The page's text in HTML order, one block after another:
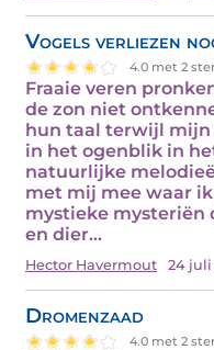
Vogels verliezen
4.0 met 2
Fraaie veren
de zon niet
hun taal terwijl mijn
in het ogenblik in
natuurlijke
met mij mee waar
mystieke mysteriën
en dier…
Hector Havermout 24 juli
Dromenzaad
4.0 met 2